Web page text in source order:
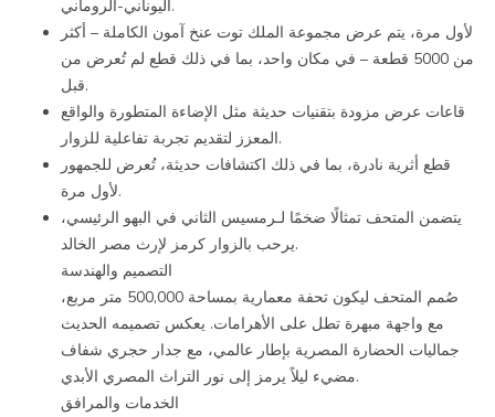
اليوناني-الروماني.
لأول مرة، يتم عرض مجموعة الملك توت عنخ آمون الكاملة – أكثر
من 5000 قطعة – في مكان واحد، بما في ذلك قطع لم تُعرض من
قبل.
قاعات عرض مزودة بتقنيات حديثة مثل الإضاءة المتطورة والواقع
المعزز لتقديم تجربة تفاعلية للزوار.
قطع أثرية نادرة، بما في ذلك اكتشافات حديثة، تُعرض للجمهور
لأول مرة.
يتضمن المتحف تمثالًا ضخمًا لـرمسيس الثاني في البهو الرئيسي،
يرحب بالزوار كرمز لإرث مصر الخالد.
التصميم والهندسة
صُمم المتحف ليكون تحفة معمارية بمساحة 500,000 متر مربع،
مع واجهة مبهرة تطل على الأهرامات. يعكس تصميمه الحديث
جماليات الحضارة المصرية بإطار عالمي، مع جدار حجري شفاف
مضيء ليلاً يرمز إلى نور التراث المصري الأبدي.
الخدمات والمرافق